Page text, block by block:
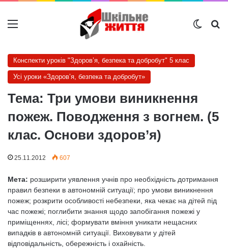
Меню
Конспекти уроків "Здоров’я, безпека та добробут" 5 клас
Усі уроки «Здоров’я, безпека та добробут»
Тема: Три умови виникнення
пожеж. Поводження з вогнем. (5
клас. Основи здоров’я)
25.11.2012 607
Мета: розширити уявлення учнів про необхідність дотримання
правил безпеки в автономній ситуації; про умови виникнення
пожеж; розкрити особливості небезпеки, яка чекає на дітей під
час пожежі; поглибити знання щодо запобігання пожежі у
приміщеннях, лісі; формувати вміння уникати нещасних
випадків в автономній ситуації. Виховувати у дітей
відповідальність, обережність і охайність.